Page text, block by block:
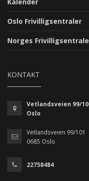
Oslo Frivilligsentraler
Norges
KONTAKT
Vetlandsveien 99/
Oslo
Vetlandsveien 99/101
0685 Oslo
22758484